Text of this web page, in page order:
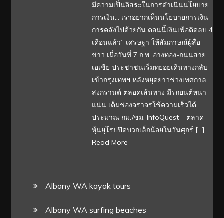
มีความเป็นอิสระในการดำเนินนโยบาย
การเงิน… เราอยากเห็นนโยบายการเงิน
การคลังไปด้วยกัน ตอนนี้เงินเฟ้อติดลบ 4
เดือนแล้ว” เศรษฐา ให้สัมภาษณ์ผู้สื่อ
ข่าว เมื่อวันที่ 7 ก.พ. อ่างทอง-ถนนสาย
เอเชีย ประชาชนเริ่มทยอยเดินทางกลับ
เข้ากรุงเทพฯ หลังหยุดยาวช่วงเทศกาล
สงกรานต์ ตลอดเส้นทาง มีรถยนต์หนา
แน่น เต็มช่องจราจรใช้ความเร็วได้
ประมาณ กม./ชม. InfoQuest – ตลาด
หุ้นยุโรปปิดบวกเล็กน้อยในวันศุกร์ […]
Read More
Albany WA kayak tours
Albany WA surfing beaches